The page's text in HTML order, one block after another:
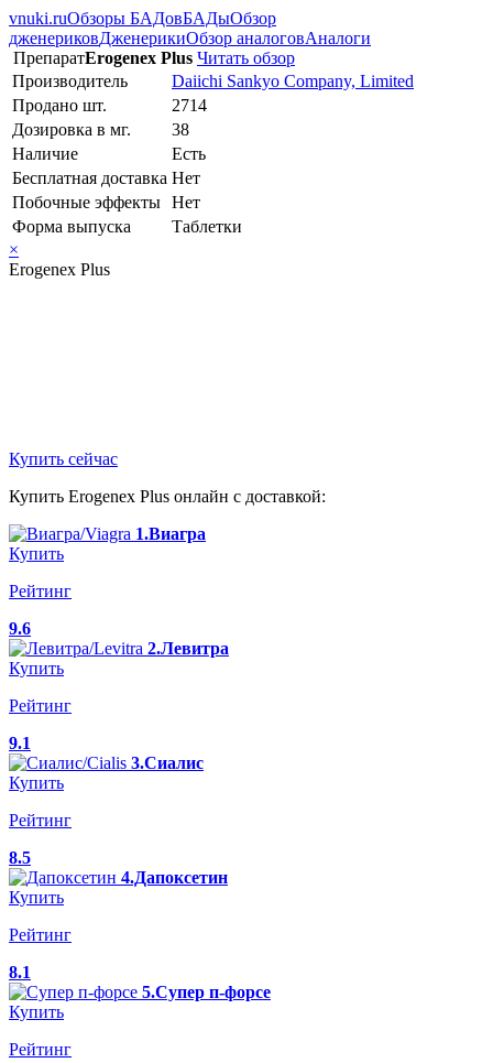
vnuki.ruОбзоры БАДовБАДыОбзор
дженериковДженерикиОбзор аналоговАналоги
ПрепаратErogenex Plus Читать обзор
Производитель
Daiichi Sankyo Company, Limited
Продано шт.
2714
Дозировка в мг.
38
Наличие
Есть
Бесплатная доставка Нет
Побочные эффекты Нет
Форма выпуска
Таблетки
×
Erogenex Plus
Купить сейчас
Купить Erogenex Plus онлайн с доставкой:
1.Виагра
Купить
Рейтинг
9.6
2.Левитра
Купить
Рейтинг
9.1
3.Сиалис
Купить
Рейтинг
8.5
4.Дапоксетин
Купить
Рейтинг
8.1
5.Супер п-форсе
Купить
Рейтинг